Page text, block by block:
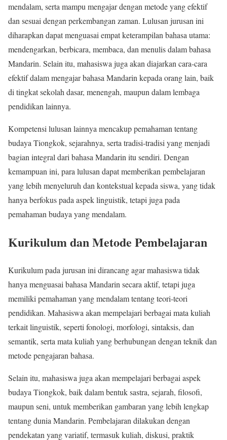
mendalam, serta mampu mengajar dengan metode yang efektif
dan sesuai dengan perkembangan zaman. Lulusan jurusan ini
diharapkan dapat menguasai empat keterampilan bahasa utama:
mendengarkan, berbicara, membaca, dan menulis dalam bahasa
Mandarin. Selain itu, mahasiswa juga akan diajarkan cara-cara
efektif dalam mengajar bahasa Mandarin kepada orang lain, baik
di tingkat sekolah dasar, menengah, maupun dalam lembaga
pendidikan lainnya.
Kompetensi lulusan lainnya mencakup pemahaman tentang
budaya Tiongkok, sejarahnya, serta tradisi-tradisi yang menjadi
bagian integral dari bahasa Mandarin itu sendiri. Dengan
kemampuan ini, para lulusan dapat memberikan pembelajaran
yang lebih menyeluruh dan kontekstual kepada siswa, yang tidak
hanya berfokus pada aspek linguistik, tetapi juga pada
pemahaman budaya yang mendalam.
Kurikulum dan Metode Pembelajaran
Kurikulum pada jurusan ini dirancang agar mahasiswa tidak
hanya menguasai bahasa Mandarin secara aktif, tetapi juga
memiliki pemahaman yang mendalam tentang teori-teori
pendidikan. Mahasiswa akan mempelajari berbagai mata kuliah
terkait linguistik, seperti fonologi, morfologi, sintaksis, dan
semantik, serta mata kuliah yang berhubungan dengan teknik dan
metode pengajaran bahasa.
Selain itu, mahasiswa juga akan mempelajari berbagai aspek
budaya Tiongkok, baik dalam bentuk sastra, sejarah, filosofi,
maupun seni, untuk memberikan gambaran yang lebih lengkap
tentang dunia Mandarin. Pembelajaran dilakukan dengan
pendekatan yang variatif, termasuk kuliah, diskusi, praktik